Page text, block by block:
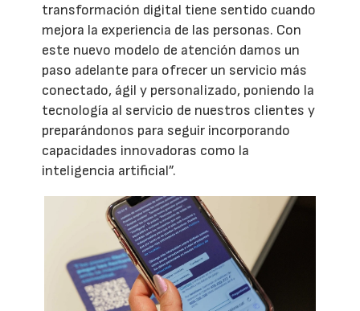
transformación digital tiene sentido cuando
mejora la experiencia de las personas. Con
este nuevo modelo de atención damos un
paso adelante para ofrecer un servicio más
conectado, ágil y personalizado, poniendo la
tecnología al servicio de nuestros clientes y
preparándonos para seguir incorporando
capacidades innovadoras como la
inteligencia artificial”.